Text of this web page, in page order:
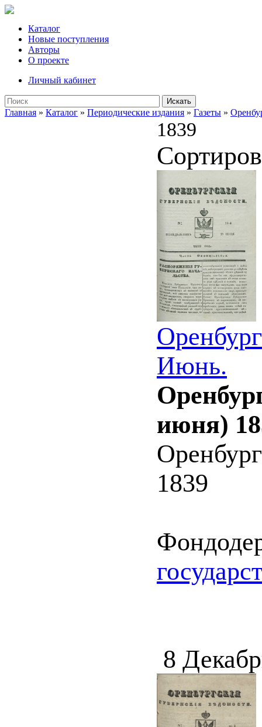
Каталог
Новые поступления
Авторы
О проекте
Личный кабинет
Искать
Главная » Каталог » Периодические издания » Газеты »
1839
Июнь.
июня)
1839
8